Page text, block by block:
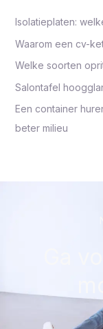
Isolatieplaten:
Waarom een cv-
Welke soorten
Salontafel
Een container
beter milieu
Ga